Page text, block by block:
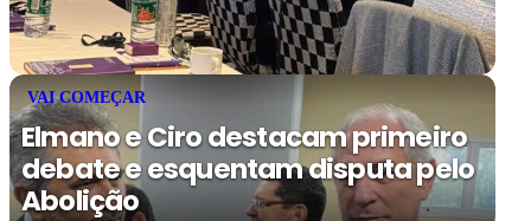
VAI COMEÇAR
Elmano e Ciro destacam primeiro
debate e esquentam disputa pelo
Abolição